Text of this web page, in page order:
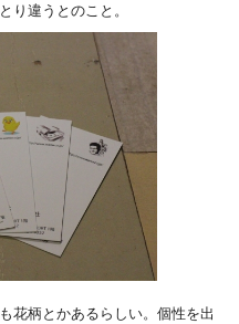
り違うとのこと。
花柄とかあるらしい。個性を出